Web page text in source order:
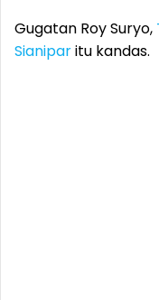
Gugatan Roy Suryo,
Sianiparitu kandas.